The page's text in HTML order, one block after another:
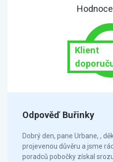
Klient
Odpověď Buřinky
Dobrý den, pane Urbane, ,
projevenou důvěru a jsme
poradců pobočky získal